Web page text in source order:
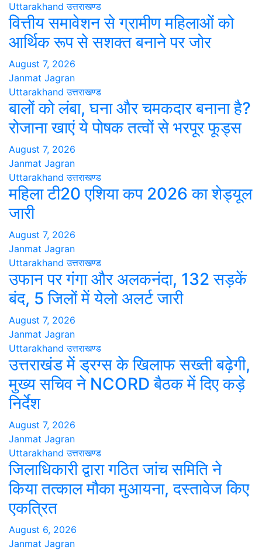
Uttarakhand उत्तराखण्ड
वित्तीय समावेशन से ग्रामीण महिलाओं को
आर्थिक रूप से सशक्त बनाने पर जोर
August 7, 2026
Janmat Jagran
Uttarakhand उत्तराखण्ड
बालों को लंबा, घना और चमकदार बनाना है?
रोजाना खाएं ये पोषक तत्वों से भरपूर फूड्स
August 7, 2026
Janmat Jagran
Uttarakhand उत्तराखण्ड
महिला टी20 एशिया कप 2026 का शेड्यूल
जारी
August 7, 2026
Janmat Jagran
Uttarakhand उत्तराखण्ड
उफान पर गंगा और अलकनंदा, 132 सड़कें
बंद, 5 जिलों में येलो अलर्ट जारी
August 7, 2026
Janmat Jagran
Uttarakhand उत्तराखण्ड
उत्तराखंड में ड्रग्स के खिलाफ सख्ती बढ़ेगी,
मुख्य सचिव ने NCORD बैठक में दिए कड़े
निर्देश
August 7, 2026
Janmat Jagran
Uttarakhand उत्तराखण्ड
जिलाधिकारी द्वारा गठित जांच समिति ने
किया तत्काल मौका मुआयना, दस्तावेज किए
एकत्रित
August 6, 2026
Janmat Jagran